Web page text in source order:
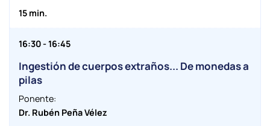
15 min.
16:30 - 16:45
Ingestión de cuerpos extraños... De monedas a
pilas
Ponente:
Dr. Rubén Peña Vélez